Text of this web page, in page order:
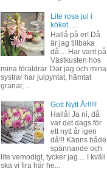
Lite rosa jul i
köket......
Hallå på er! Då
är jag tillbaka
då.... Har varit på
Västkusten hos
mina föräldrar. Där jag och mina
systrar har julpyntat, hämtat
granar, ...
Gott Nytt År!!!!!
Hallå! Ja ni, då
var det dags för
ett nytt år igen
då!!! Känns både
spännande och
lite vemodigt, tycker jag.... I kväll
ska vi fira här he...